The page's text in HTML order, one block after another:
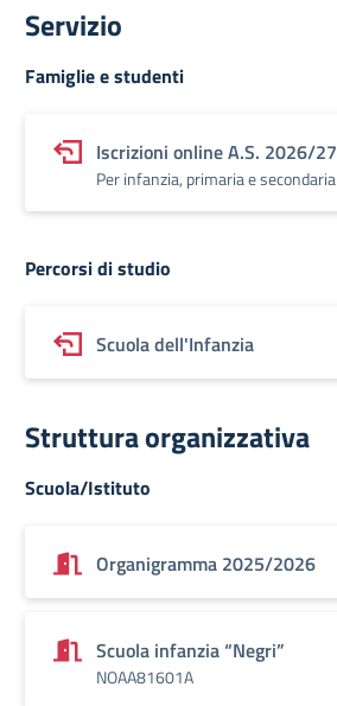
Servizio
Famiglie e studenti
Iscrizioni online A.S. 2026/27
Per infanzia, primaria e secondaria
Percorsi di studio
Scuola dell'Infanzia
Struttura organizzativa
Scuola/Istituto
Organigramma 2025/2026
Scuola infanzia “Negri”
NOAA81601A